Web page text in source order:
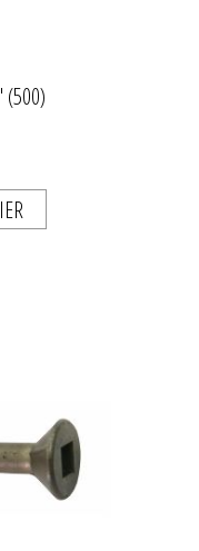
(500)